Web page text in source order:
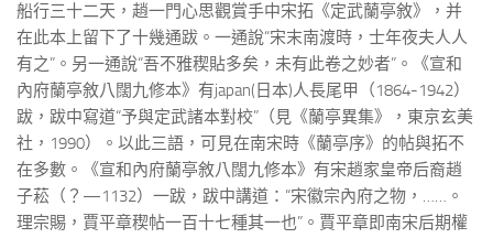
船行三十二天，趙一門心思觀賞手中宋拓《定武蘭亭敘》，并
在此本上留下了十幾通跋。一通說“宋末南渡時，士年夜夫人人
有之”。另一通說“吾不雅稧貼多矣，未有此卷之妙者”。《宣和
內府蘭亭敘八闊九修本》有japan(日本)人長尾甲（1864-1942）
跋，跋中寫道“予與定武諸本對校”（見《蘭亭異集》，東京玄美
社，1990）。以此三語，可見在南宋時《蘭亭序》的帖與拓不
在多數。《宣和內府蘭亭敘八闊九修本》有宋趙家皇帝后裔趙
子菘（？—1132）一跋，跋中講道：“宋徽宗內府之物，……。
理宗賜，賈平章稧帖一百十七種其一也”。賈平章即南宋后期權